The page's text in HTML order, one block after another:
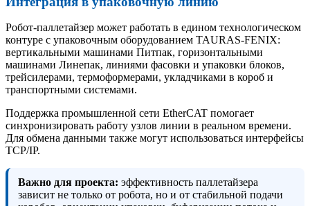
Робот-паллетайзер может работать в едином технологическом
контуре с упаковочным оборудованием TAURAS-FENIX:
вертикальными машинами Питпак, горизонтальными
машинами Линепак, линиями фасовки и упаковки блоков,
трейсилерами, термоформерами, укладчиками в короб и
транспортными системами.
Поддержка промышленной сети EtherCAT помогает
синхронизировать работу узлов линии в реальном времени.
Для обмена данными также могут использоваться интерфейсы
TCP/IP.
Важно для проекта: эффективность паллетайзера
зависит не только от робота, но и от стабильной подачи